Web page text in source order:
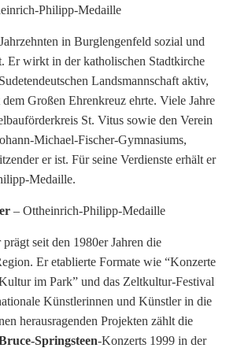
Philipp-Medaille
in Burglengenfeld sozial und
Er wirkt in der katholischen Stadtkirche
Landsmannschaft aktiv,
Großen Ehrenkreuz ehrte. Viele Jahre
St. Vitus sowie den Verein
Michael-Fischer-Gymnasiums,
er ist. Für seine Verdienste erhält er
Medaille.
– Ottheinrich-Philipp-Medaille
seit den 1980er Jahren die
Er etablierte Formate wie “Konzerte
im Park” und das Zeltkultur-Festival
Künstlerinnen und Künstler in die
herausragenden Projekten zählt die
Springsteen-Konzerts 1999 in der